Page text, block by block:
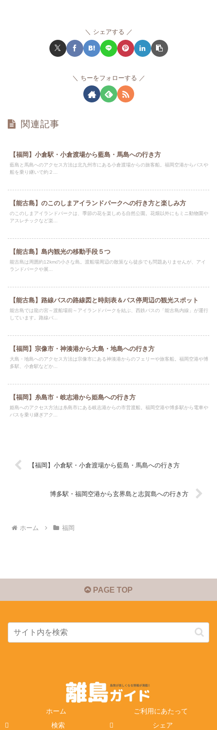
シェアする
ちーをフォローする
関連記事
【福岡】小倉駅・小倉渡場から藍島・馬島への行き方
藍島と馬島へのアクセス方法は北九州市にある小倉渡場からの旅客船。福岡空港からバスや
船を乗り継いで約２...
【能古島】のこのしまアイランドパークへの行き方と楽しみ方
のこのしまアイランドパークは、季節の花を楽しめる自然公園。花畑以外にもミニ動物園や
アスレチックなど楽...
【能古島】島内観光の移動手段５つ
能古島は周囲約12kmの小さな島。渡船場周辺の散策なら徒歩でも問題ありませんが、アイ
ランドパークや展...
【能古島】路線バスの路線図と時刻表＆バス停周辺の観光スポット
能古島では龍の宮～渡船場前～アイランドパークを結ぶ、西鉄バスの「能古島内線」が運行
しています。路線バ...
【福岡】宗像市・神湊港から大島・地島への行き方
大島・地島へのアクセス方法は宗像市にある神湊港からのフェリーや旅客船。福岡空港や博
多駅、小倉駅などか...
【福岡】糸島市・岐志港から姫島への行き方
姫島へのアクセス方法は糸島市にある岐志港からの市営渡船。福岡空港や博多駅から電車や
バスを乗り継ぎアク...
【福岡】小倉駅・小倉渡場から藍島・馬島への行き方
博多駅・福岡空港から玄界島と志賀島への行き方
ホーム 福岡
PAGE TOP
ホーム
ご利用にあたって
検索
シェア